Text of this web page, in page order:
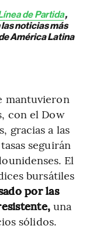
de Partida,
noticias más
América Latina
mantuvieron
con el Dow
gracias a las
seguirán
El
bursátiles
por las
una
sólidos.